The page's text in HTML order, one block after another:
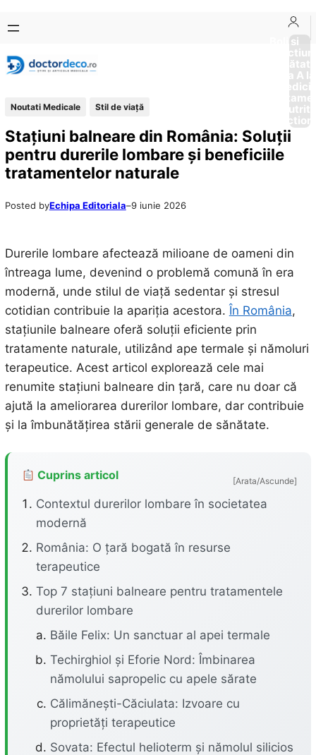
conținut
content
Boli si
Afectiuni
Sănătate
de la A
Noutati Medicale Stil de viaţă
Stațiuni balneare din România: Soluții
pentru durerile lombare și beneficiile
tratamentelor naturale
Posted byEchipa Editoriala–9 iunie 2026
Durerile lombare afectează milioane de oameni din
întreaga lume, devenind o problemă comună în era
modernă, unde stilul de viață sedentar și stresul
cotidian contribuie la apariția acestora. În România,
stațiunile balneare oferă soluții eficiente prin
tratamente naturale, utilizând ape termale și nămoluri
terapeutice. Acest articol explorează cele mai
renumite stațiuni balneare din țară, care nu doar că
ajută la ameliorarea durerilor lombare, dar contribuie
și la îmbunătățirea stării generale de sănătate.
Cuprins articol [Arata/Ascunde]
Contextul durerilor lombare în societatea
modernă
România: O țară bogată în resurse
terapeutice
Top 7 stațiuni balneare pentru tratamentele
durerilor lombare
Băile Felix: Un sanctuar al apei termale
Techirghiol și Eforie Nord: Îmbinarea
nămolului sapropelic cu apele sărate
Călimănești-Căciulata: Izvoare cu
proprietăți terapeutice
Sovata: Efectul helioterm și nămolul silicios